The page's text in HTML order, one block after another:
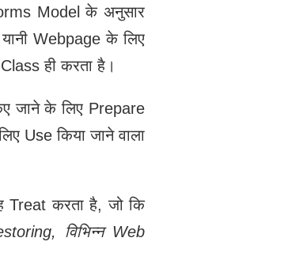
Model के अनुसार
Webpage के लिए
ही करता है।
जाने के लिए Prepare
Use किया जाने वाला
Treat करता है, जो कि
विभिन्न Web